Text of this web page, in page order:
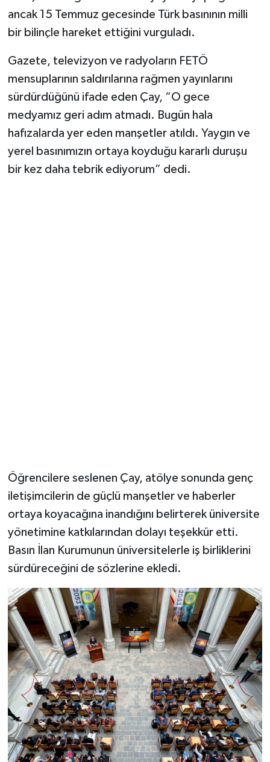
ancak 15 Temmuz gecesinde Türk basınının milli
bir bilinçle hareket ettiğini vurguladı.
Gazete, televizyon ve radyoların FETÖ
mensuplarının saldırılarına rağmen yayınlarını
sürdürdüğünü ifade eden Çay, “O gece
medyamız geri adım atmadı. Bugün hala
hafızalarda yer eden manşetler atıldı. Yaygın ve
yerel basınımızın ortaya koyduğu kararlı duruşu
bir kez daha tebrik ediyorum” dedi.
Öğrencilere seslenen Çay, atölye sonunda genç
iletişimcilerin de güçlü manşetler ve haberler
ortaya koyacağına inandığını belirterek üniversite
yönetimine katkılarından dolayı teşekkür etti.
Basın İlan Kurumunun üniversitelerle iş birliklerini
sürdüreceğini de sözlerine ekledi.